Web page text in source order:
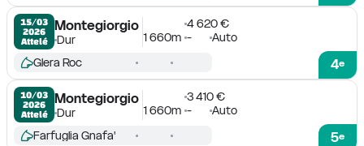
15/03
2026
Attelé
Montegiorgio
Dur
4 620 €
1 660m - Auto
4e
Glera Roc
10/03
2026
Attelé
Montegiorgio
Dur
3 410 €
1 660m - Auto
5e
Farfuglia Gnafa'